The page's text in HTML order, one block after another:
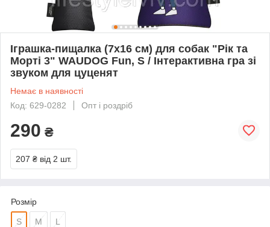
Іграшка-пищалка (7x16 см) для собак "Рік та
Морті 3" WAUDOG Fun, S / Інтерактивна гра зі
звуком для цуценят
Немає в наявності
Код: 629-0282
Опт і роздріб
290 ₴
207 ₴ від 2 шт.
Розмір
S M L